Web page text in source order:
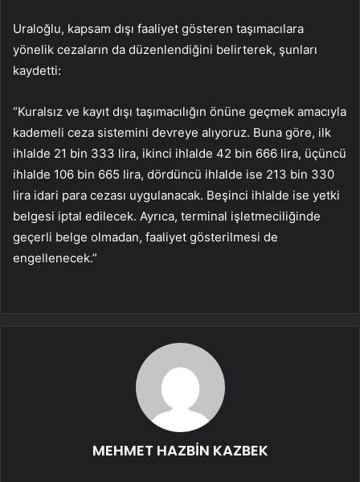
Uraloğlu, kapsam dışı faaliyet gösteren taşımacılara
yönelik cezaların da düzenlendiğini belirterek, şunları
kaydetti:
“Kuralsız ve kayıt dışı taşımacılığın önüne geçmek amacıyla
kademeli ceza sistemini devreye alıyoruz. Buna göre, ilk
ihlalde 21 bin 333 lira, ikinci ihlalde 42 bin 666 lira, üçüncü
ihlalde 106 bin 665 lira, dördüncü ihlalde ise 213 bin 330
lira idari para cezası uygulanacak. Beşinci ihlalde ise yetki
belgesi iptal edilecek. Ayrıca, terminal işletmeciliğinde
geçerli belge olmadan, faaliyet gösterilmesi de
engellenecek.”
MEHMET HAZBİN KAZBEK